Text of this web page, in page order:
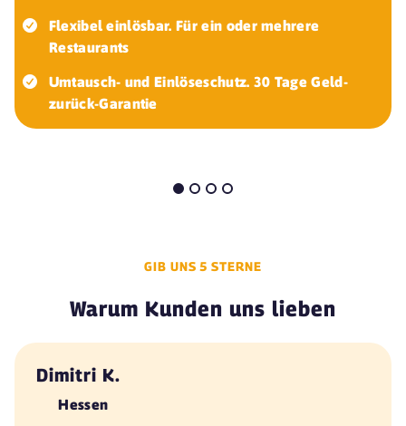
Flexibel einlösbar. Für ein oder mehrere
Restaurants
Umtausch- und Einlöseschutz. 30 Tage Geld-
zurück-Garantie
GIB UNS 5 STERNE
Warum Kunden uns lieben
Dimitri K.
Hessen